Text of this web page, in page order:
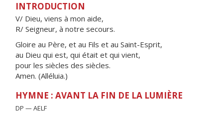
INTRODUCTION
V/ Dieu, viens à mon aide,
R/ Seigneur, à notre secours.
Gloire au Père, et au Fils et au Saint-Esprit,
au Dieu qui est, qui était et qui vient,
pour les siècles des siècles.
Amen. (Alléluia.)
HYMNE : AVANT LA FIN DE LA LUMIÈRE
DP — AELF